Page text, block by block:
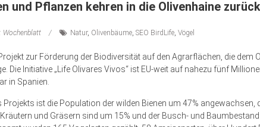
und Pflanzen kehren in die Olivenhaine zurück
Wochenblatt Natur, Olivenbäume SEO BirdLife Vögel
zur Förderung der Biodiversität auf den Agrarflächen, die dem
Die Initiative „Life Olivares Vivos“ ist EU-weit auf nahezu fünf
in Spanien.
Projekts ist die Population der wilden Bienen um 47% angewachsen,
und Gräsern sind um 15% und der Busch- und